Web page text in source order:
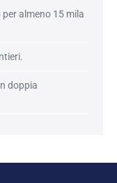
almeno 15 mila
doppia